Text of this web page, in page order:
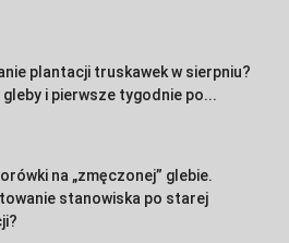
plantacji truskawek w sierpniu?
gleby i pierwsze tygodnie po...
na „zmęczonej” glebie.
stanowiska po starej